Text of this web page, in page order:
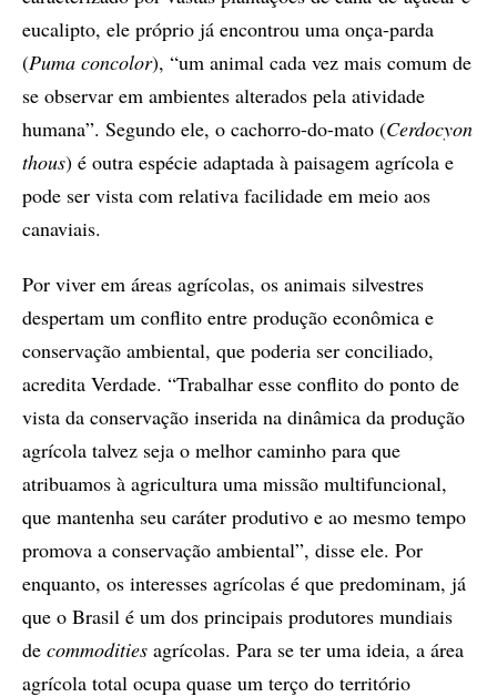
eucalipto, ele próprio já encontrou uma onça-parda
(Puma concolor), “um animal cada vez mais comum de
se observar em ambientes alterados pela atividade
humana”. Segundo ele, o cachorro-do-mato (Cerdocyon
thous) é outra espécie adaptada à paisagem agrícola e
pode ser vista com relativa facilidade em meio aos
canaviais.
Por viver em áreas agrícolas, os animais silvestres
despertam um conflito entre produção econômica e
conservação ambiental, que poderia ser conciliado,
acredita Verdade. “Trabalhar esse conflito do ponto de
vista da conservação inserida na dinâmica da produção
agrícola talvez seja o melhor caminho para que
atribuamos à agricultura uma missão multifuncional,
que mantenha seu caráter produtivo e ao mesmo tempo
promova a conservação ambiental”, disse ele. Por
enquanto, os interesses agrícolas é que predominam, já
que o Brasil é um dos principais produtores mundiais
de commodities agrícolas. Para se ter uma ideia, a área
agrícola total ocupa quase um terço do território